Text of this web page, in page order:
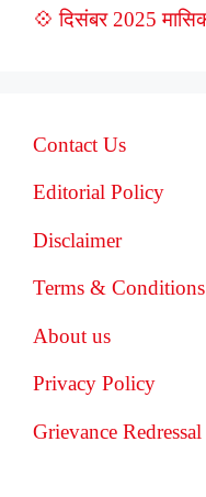
💠 दिसंबर 2025
Contact Us
Editorial Policy
Disclaimer
Terms & Conditions
About us
Privacy Policy
Grievance Redressal